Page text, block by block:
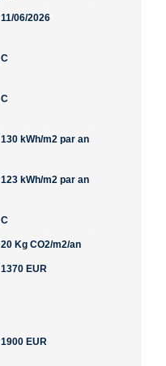
11/06/2026
C
C
130 kWh/m2 par an
123 kWh/m2 par an
C
20 Kg CO2/m2/an
1370 EUR
1900 EUR